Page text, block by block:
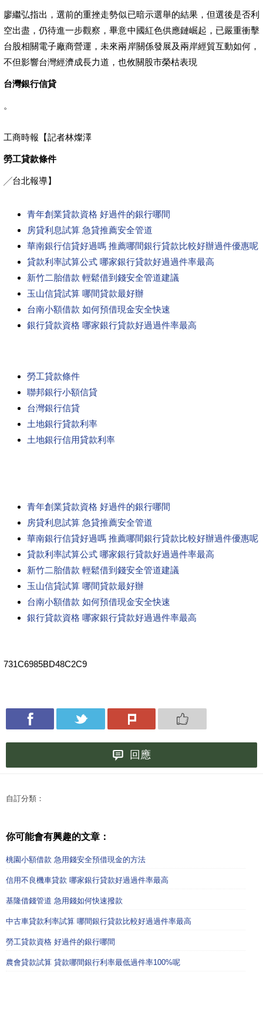
廖繼弘指出，選前的重挫走勢似已暗示選舉的結果，但選後是否利
空出盡，仍待進一步觀察，畢意中國紅色供應鏈崛起，已嚴重衝擊
台股相關電子廠商營運，未來兩岸關係發展及兩岸經貿互動如何，
不但影響台灣經濟成長力道，也攸關股市榮枯表現
台灣銀行信貸
。
工商時報【記者林燦澤
勞工貸款條件
╱台北報導】
青年創業貸款資格 好過件的銀行哪間
房貸利息試算 急貸推薦安全管道
華南銀行信貸好過嗎 推薦哪間銀行貸款比較好辦過件優惠呢
貸款利率試算公式 哪家銀行貸款好過過件率最高
新竹二胎借款 輕鬆借到錢安全管道建議
玉山信貸試算 哪間貸款最好辦
台南小額借款 如何預借現金安全快速
銀行貸款資格 哪家銀行貸款好過過件率最高
勞工貸款條件
聯邦銀行小額信貸
台灣銀行信貸
土地銀行貸款利率
土地銀行信用貸款利率
青年創業貸款資格 好過件的銀行哪間
房貸利息試算 急貸推薦安全管道
華南銀行信貸好過嗎 推薦哪間銀行貸款比較好辦過件優惠呢
貸款利率試算公式 哪家銀行貸款好過過件率最高
新竹二胎借款 輕鬆借到錢安全管道建議
玉山信貸試算 哪間貸款最好辦
台南小額借款 如何預借現金安全快速
銀行貸款資格 哪家銀行貸款好過過件率最高
731C6985BD48C2C9
回應
自訂分類：
你可能會有興趣的文章：
桃園小額借款 急用錢安全預借現金的方法
信用不良機車貸款 哪家銀行貸款好過過件率最高
基隆借錢管道 急用錢如何快速撥款
中古車貸款利率試算 哪間銀行貸款比較好過過件率最高
勞工貸款資格 好過件的銀行哪間
農會貸款試算 貸款哪間銀行利率最低過件率100%呢